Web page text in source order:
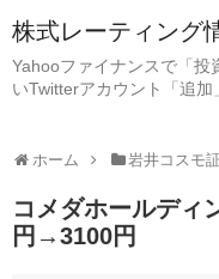
株式レーティング
Yahooファイナンスで「投
いTwitterアカウント「追加
ホーム 岩井コスモ
コメダホールディ
円→3100円